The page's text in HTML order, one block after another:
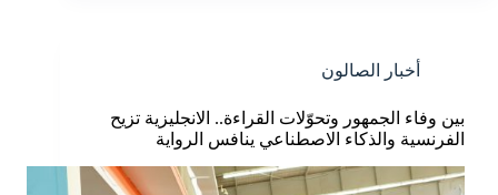
أخبار الصالون
بين وفاء الجمهور وتحوّلات القراءة.. الانجليزية تزيح
الفرنسية والذكاء الاصطناعي ينافس الرواية